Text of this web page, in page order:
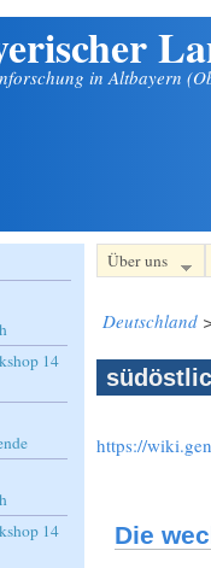
in Altbayern
Über uns
Deutschland
https://
Die
14
14